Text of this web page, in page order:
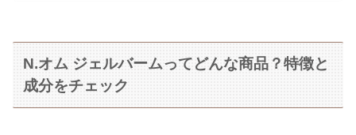
N.オム ジェルバームってどんな商品？特徴と
成分をチェック